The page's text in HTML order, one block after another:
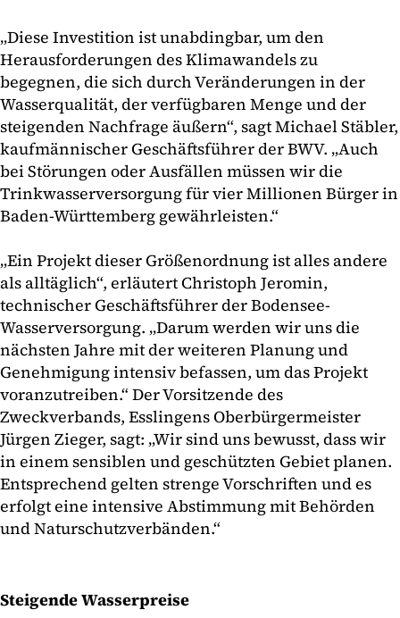
„Diese Investition ist unabdingbar, um den
Herausforderungen des Klimawandels zu
begegnen, die sich durch Veränderungen in der
Wasserqualität, der verfügbaren Menge und der
steigenden Nachfrage äußern“, sagt Michael Stäbler,
kaufmännischer Geschäftsführer der BWV. „Auch
bei Störungen oder Ausfällen müssen wir die
Trinkwasserversorgung für vier Millionen Bürger in
Baden-Württemberg gewährleisten.“
„Ein Projekt dieser Größenordnung ist alles andere
als alltäglich“, erläutert Christoph Jeromin,
technischer Geschäftsführer der Bodensee-
Wasserversorgung. „Darum werden wir uns die
nächsten Jahre mit der weiteren Planung und
Genehmigung intensiv befassen, um das Projekt
voranzutreiben.“ Der Vorsitzende des
Zweckverbands, Esslingens Oberbürgermeister
Jürgen Zieger, sagt: „Wir sind uns bewusst, dass wir
in einem sensiblen und geschützten Gebiet planen.
Entsprechend gelten strenge Vorschriften und es
erfolgt eine intensive Abstimmung mit Behörden
und Naturschutzverbänden.“
Steigende Wasserpreise